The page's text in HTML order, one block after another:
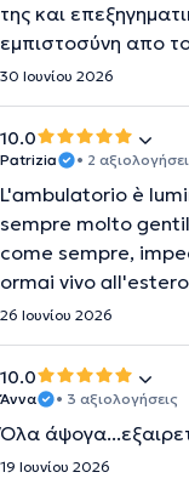
της και
εμπιστοσύνη απο
30 Ιουνίου 2026
10.0
Patrizia • 2
L'ambulatorio è
sempre molto
come sempre,
ormai vivo
26 Ιουνίου 2026
10.0
Άννα • 3 αξιολογήσεις
Όλα
19 Ιουνίου 2026